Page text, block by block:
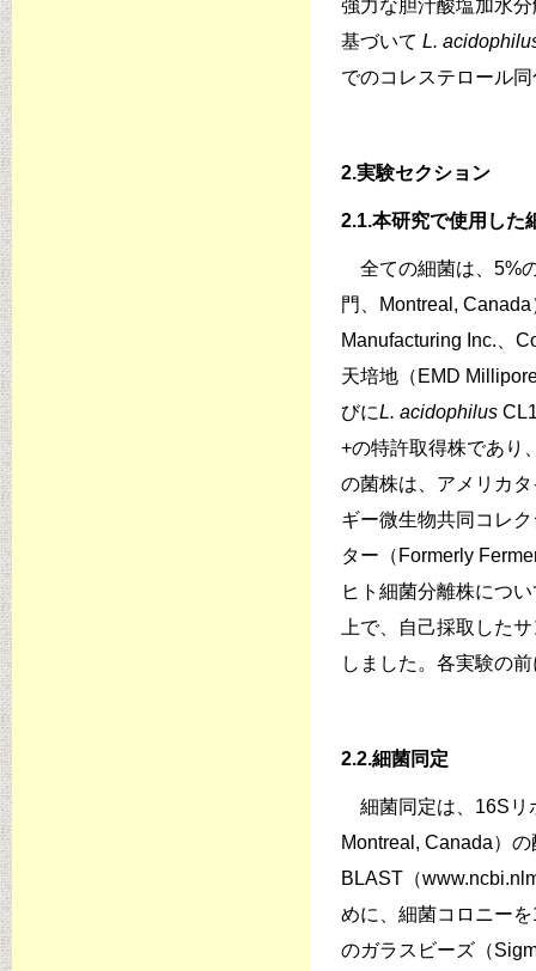
強力な胆汁酸塩加水
基づいて L.
でのコレステロール
2.実験セクション
2.1.本研究で使用した
全ての細菌は、5%
門、Montreal,
Manufacturing Inc.、
天培地（EMD
びにL. acidophilus
+の特許取得株であり
の菌株は、アメリカ
ギー微生物共同コレ
ター（Formerly
ヒト細菌分離株につ
上で、自己採取した
しました。各実験の
2.2.細菌同定
細菌同定は、16Sリ
Montreal, Canada）
BLAST（
めに、細菌コロニー
のガラスビーズ（